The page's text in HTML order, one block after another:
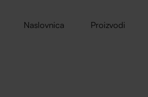
Naslovnica Proizvodi